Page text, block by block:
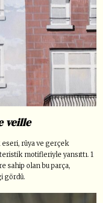
veille
eseri,rüya ve gerçek
motifleriyle yansıttı. 1
sahip olan bu parça,
gördü.